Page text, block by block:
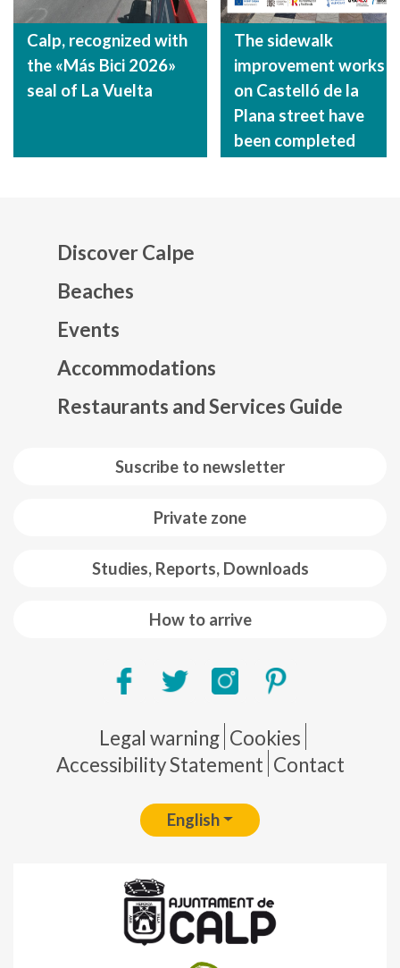
Calp, recognized with
the «Más Bici 2026»
seal of La Vuelta
The sidewalk
improvement works
on Castelló de la
Plana street have
been completed
Suscribe to newsletter
Private zone
Studies, Reports, Downloads
How to arrive
Discover Calpe
Beaches
Events
Accommodations
Restaurants and Services Guide
Pie de página
Legal warning Cookies
Accessibility Statement Contact
English